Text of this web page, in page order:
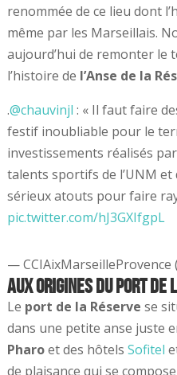
renommée de ce lieu dont
même par les Marseillais.
aujourd’hui de remonter le
l’histoire de l’Anse de la
.@chauvinjl : « Il faut faire
festif inoubliable pour le
investissements réalisés par
talents sportifs de l’UNM
sérieux atouts pour faire
pic.twitter.com/hJ3GXIfgpL
— CCIAixMarseilleProvence
Aux origines du port de
Le port de la Réserve se
dans une petite anse juste
Pharoet des hôtels Sofitel
de plaisance qui se